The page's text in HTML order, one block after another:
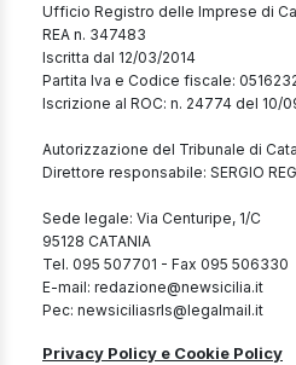
Ufficio Registro delle Imprese di
REA n. 347483
Iscritta dal 12/03/2014
Partita Iva e Codice fiscale:
Iscrizione al ROC: n. 24774 del 10/
Autorizzazione del Tribunale di
Direttore responsabile: SERGIO
Sede legale: Via Centuripe, 1/C
95128 CATANIA
Tel. 095 507701 - Fax 095 506330
E-mail: redazione@newsicilia.it
Pec: newsiciliasrls@legalmail.it
Privacy Policy e Cookie Policy